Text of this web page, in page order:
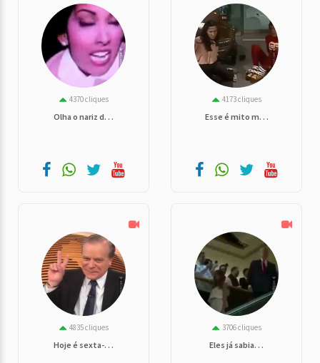
4370 cliques
Olha o nariz d. . .
4173 cliques
Esse é mito m. . .
4835 cliques
Hoje é sexta-. . .
3706 cliques
Eles já sabia. . .